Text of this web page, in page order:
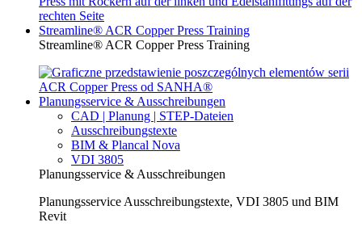
Streamline® ACR Copper Press Training
Streamline® ACR Copper Press Training
Planungsservice & Ausschreibungen
CAD | Planung | STEP-Dateien
Ausschreibungstexte
BIM & Plancal Nova
VDI 3805
Planungsservice & Ausschreibungen
Planungsservice Ausschreibungstexte, VDI 3805 und BIM
Revit